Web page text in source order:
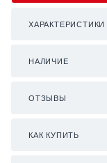
ХАРАКТЕРИСТИКИ
НАЛИЧИЕ
ОТЗЫВЫ
КАК КУПИТЬ